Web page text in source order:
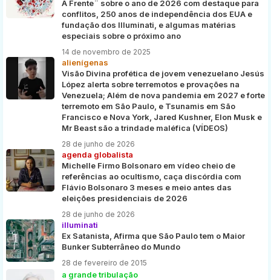
À Frente¨ sobre o ano de 2026 com destaque para
conflitos, 250 anos de independência dos EUA e
fundação dos Illuminati, e algumas matérias
especiais sobre o próximo ano
14 de novembro de 2025
alienígenas
Visão Divina profética de jovem venezuelano Jesús
López alerta sobre terremotos e provações na
Venezuela; Além de nova pandemia em 2027 e forte
terremoto em São Paulo, e Tsunamis em São
Francisco e Nova York, Jared Kushner, Elon Musk e
Mr Beast são a trindade maléfica (VÍDEOS)
28 de junho de 2026
agenda globalista
Michelle Firmo Bolsonaro em vídeo cheio de
referências ao ocultismo, caça discórdia com
Flávio Bolsonaro 3 meses e meio antes das
eleições presidenciais de 2026
28 de junho de 2026
illuminati
Ex Satanista, Afirma que São Paulo tem o Maior
Bunker Subterrâneo do Mundo
28 de fevereiro de 2015
a grande tribulação